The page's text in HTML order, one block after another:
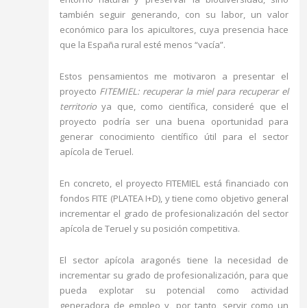
también seguir generando, con su labor, un valor
económico para los apicultores, cuya presencia hace
que la España rural esté menos “vacía”.
Estos pensamientos me motivaron a presentar el
proyecto FITEMIEL: recuperar la miel para recuperar el
territorio ya que, como científica, consideré que el
proyecto podría ser una buena oportunidad para
generar conocimiento científico útil para el sector
apícola de Teruel.
En concreto, el proyecto FITEMIEL está financiado con
fondos FITE (PLATEA I+D), y tiene como objetivo general
incrementar el grado de profesionalización del sector
apícola de Teruel y su posición competitiva.
El sector apícola aragonés tiene la necesidad de
incrementar su grado de profesionalización, para que
pueda explotar su potencial como actividad
generadora de empleo y, por tanto, servir como un